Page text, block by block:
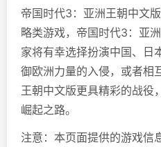
帝国时代3：亚洲王朝中文
略类游戏，帝国时代3：亚
家将有幸选择扮演中国、日
御欧洲力量的入侵，或者相
王朝中文版更具精彩的战役
崛起之路。
注意：本页面提供的游戏信